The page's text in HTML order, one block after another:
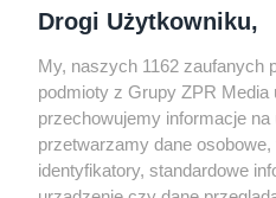
Odwiedź grupę na
Gdybym budował drugi raz -
przed budową
Drogi Użytkowniku,
My, naszych 1162 zaufanych
podmioty z Grupy ZPR
przechowujemy informacje na
przetwarzamy dane
identyfikatory, standardowe